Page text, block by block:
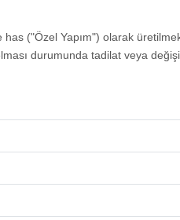
("Özel Yapım") olarak
durumunda tadilat veya